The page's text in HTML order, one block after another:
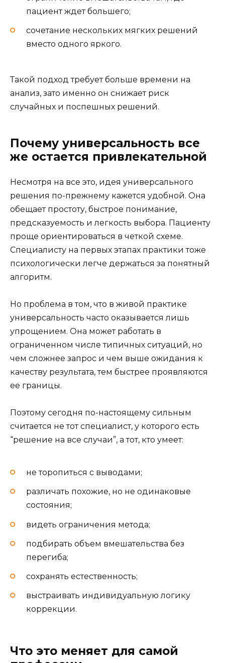
пациент ждет большего;
сочетание нескольких мягких решений
вместо одного яркого.
Такой подход требует больше времени на
анализ, зато именно он снижает риск
случайных и поспешных решений.
Почему универсальность все
же остается привлекательной
Несмотря на все это, идея универсального
решения по-прежнему кажется удобной. Она
обещает простоту, быстрое понимание,
предсказуемость и легкость выбора. Пациенту
проще ориентироваться в четкой схеме.
Специалисту на первых этапах практики тоже
психологически легче держаться за понятный
алгоритм.
Но проблема в том, что в живой практике
универсальность часто оказывается лишь
упрощением. Она может работать в
ограниченном числе типичных ситуаций, но
чем сложнее запрос и чем выше ожидания к
качеству результата, тем быстрее проявляются
ее границы.
Поэтому сегодня по-настоящему сильным
считается не тот специалист, у которого есть
“решение на все случаи”, а тот, кто умеет:
не торопиться с выводами;
различать похожие, но не одинаковые
состояния;
видеть ограничения метода;
подбирать объем вмешательства без
перегиба;
сохранять естественность;
выстраивать индивидуальную логику
коррекции.
Что это меняет для самой